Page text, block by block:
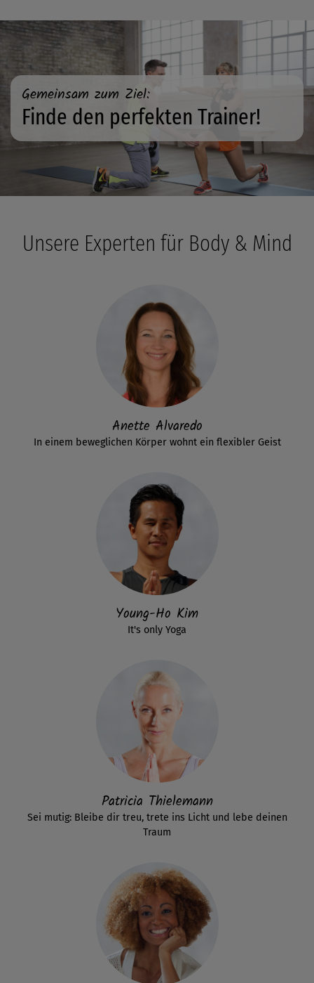
Gemeinsam zum Ziel:
Finde den perfekten Trainer!
Unsere Experten für Body & Mind
Anette Alvaredo
In einem beweglichen Körper wohnt ein flexibler Geist
Young-Ho Kim
It's only Yoga
Patricia Thielemann
Sei mutig: Bleibe dir treu, trete ins Licht und lebe deinen
Traum